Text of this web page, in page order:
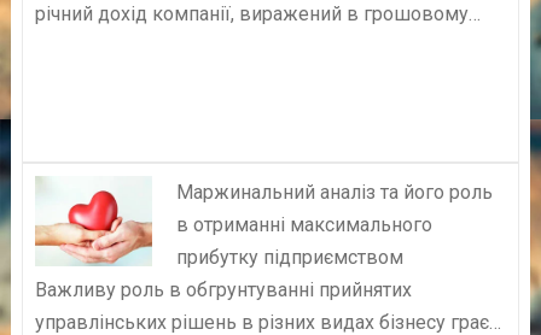
річний дохід компанії, виражений в грошовому…
Маржинальний аналіз та його роль
в отриманні максимального
прибутку підприємством
Важливу роль в обгрунтуванні прийнятих
управлінських рішень в різних видах бізнесу грає…